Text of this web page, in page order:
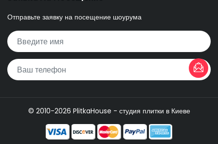
Отправьте заявку на посещение шоурума
© 2010-2026 PlitkaHouse - студия плитки в Киеве